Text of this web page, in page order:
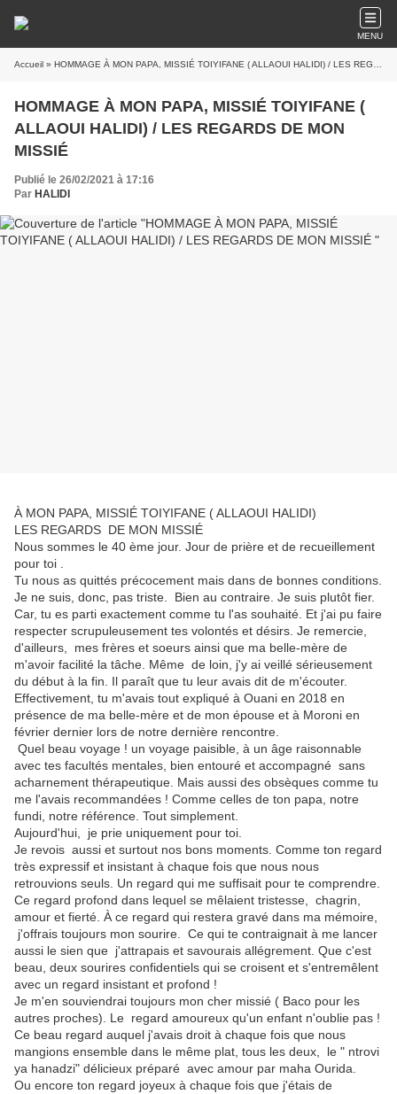
MENU
Accueil » HOMMAGE À MON PAPA, MISSIÉ TOIYIFANE ( ALLAOUI HALIDI) / LES REGARDS DE MON MISSIÉ
HOMMAGE À MON PAPA, MISSIÉ TOIYIFANE (
ALLAOUI HALIDI) / LES REGARDS DE MON
MISSIÉ
Publié le 26/02/2021 à 17:16
Par HALIDI
À MON PAPA, MISSIÉ TOIYIFANE ( ALLAOUI HALIDI)
LES REGARDS DE MON MISSIÉ
Nous sommes le 40 ème jour. Jour de prière et de recueillement
pour toi .
Tu nous as quittés précocement mais dans de bonnes conditions.
Je ne suis, donc, pas triste. Bien au contraire. Je suis plutôt fier.
Car, tu es parti exactement comme tu l'as souhaité. Et j'ai pu faire
respecter scrupuleusement tes volontés et désirs. Je remercie,
d'ailleurs, mes frères et soeurs ainsi que ma belle-mère de
m'avoir facilité la tâche. Même de loin, j'y ai veillé sérieusement
du début à la fin. Il paraît que tu leur avais dit de m'écouter.
Effectivement, tu m'avais tout expliqué à Ouani en 2018 en
présence de ma belle-mère et de mon épouse et à Moroni en
février dernier lors de notre dernière rencontre.
Quel beau voyage ! un voyage paisible, à un âge raisonnable
avec tes facultés mentales, bien entouré et accompagné sans
acharnement thérapeutique. Mais aussi des obsèques comme tu
me l'avais recommandées ! Comme celles de ton papa, notre
fundi, notre référence. Tout simplement.
Aujourd'hui, je prie uniquement pour toi.
Je revois aussi et surtout nos bons moments. Comme ton regard
très expressif et insistant à chaque fois que nous nous
retrouvions seuls. Un regard qui me suffisait pour te comprendre.
Ce regard profond dans lequel se mêlaient tristesse, chagrin,
amour et fierté. À ce regard qui restera gravé dans ma mémoire,
j'offrais toujours mon sourire. Ce qui te contraignait à me lancer
aussi le sien que j'attrapais et savourais allégrement. Que c'est
beau, deux sourires confidentiels qui se croisent et s'entremêlent
avec un regard insistant et profond !
Je m'en souviendrai toujours mon cher missié ( Baco pour les
autres proches). Le regard amoureux qu'un enfant n'oublie pas !
Ce beau regard auquel j'avais droit à chaque fois que nous
mangions ensemble dans le même plat, tous les deux, le " ntrovi
ya hanadzi" délicieux préparé avec amour par maha Ourida.
Ou encore ton regard joyeux à chaque fois que j'étais de